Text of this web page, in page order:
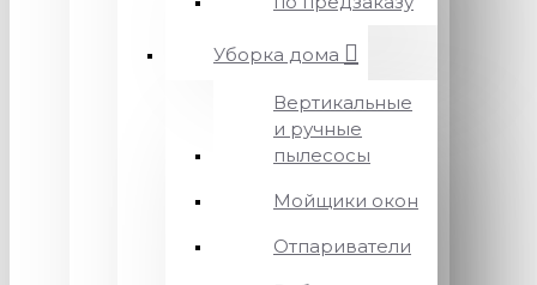
Уборка дома
Вертикальные
и ручные
пылесосы
Мойщики окон
Отпариватели